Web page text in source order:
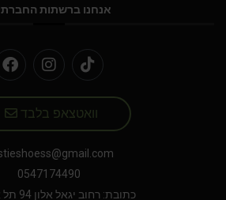
אנחנו ברשתות
וואטצאפ בלבד
0547174490
כתובת: רחוב יגאל אלון 94 תל אביב יפו